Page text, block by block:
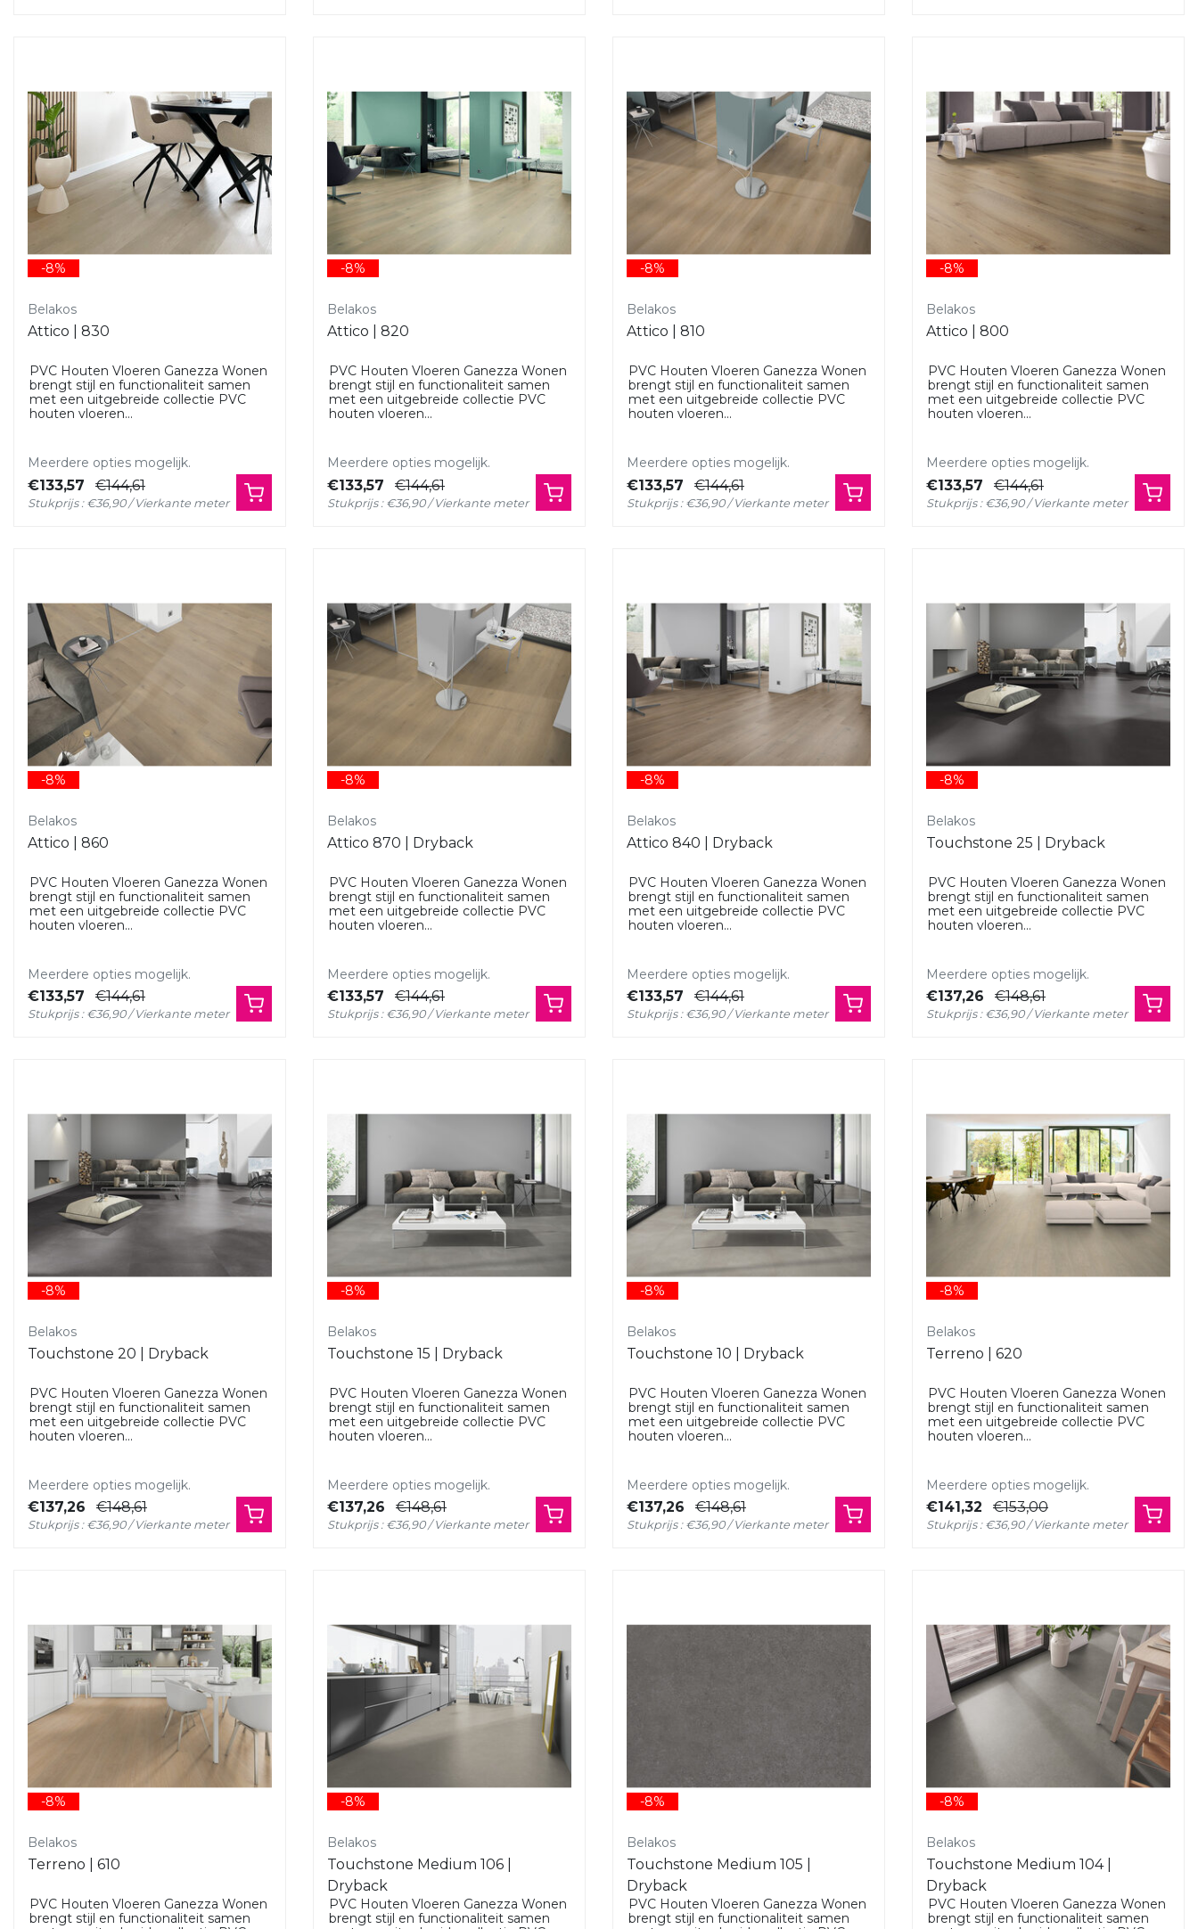
-8%
Belakos
Attico | 830
PVC Houten Vloeren Ganezza Wonen
brengt stijl en functionaliteit samen
met een uitgebreide collectie PVC
houten vloeren...
Meerdere opties mogelijk.
€133,57 €144,61
Stukprijs : €36,90 / Vierkante meter
-8%
Belakos
Attico | 820
PVC Houten Vloeren Ganezza Wonen
brengt stijl en functionaliteit samen
met een uitgebreide collectie PVC
houten vloeren...
Meerdere opties mogelijk.
€133,57 €144,61
Stukprijs : €36,90 / Vierkante meter
-8%
Belakos
Attico | 810
PVC Houten Vloeren Ganezza Wonen
brengt stijl en functionaliteit samen
met een uitgebreide collectie PVC
houten vloeren...
Meerdere opties mogelijk.
€133,57 €144,61
Stukprijs : €36,90 / Vierkante meter
-8%
Belakos
Attico | 800
PVC Houten Vloeren Ganezza Wonen
brengt stijl en functionaliteit samen
met een uitgebreide collectie PVC
houten vloeren...
Meerdere opties mogelijk.
€133,57 €144,61
Stukprijs : €36,90 / Vierkante meter
-8%
Belakos
Attico | 860
PVC Houten Vloeren Ganezza Wonen
brengt stijl en functionaliteit samen
met een uitgebreide collectie PVC
houten vloeren...
Meerdere opties mogelijk.
€133,57 €144,61
Stukprijs : €36,90 / Vierkante meter
-8%
Belakos
Attico 870 | Dryback
PVC Houten Vloeren Ganezza Wonen
brengt stijl en functionaliteit samen
met een uitgebreide collectie PVC
houten vloeren...
Meerdere opties mogelijk.
€133,57 €144,61
Stukprijs : €36,90 / Vierkante meter
-8%
Belakos
Attico 840 | Dryback
PVC Houten Vloeren Ganezza Wonen
brengt stijl en functionaliteit samen
met een uitgebreide collectie PVC
houten vloeren...
Meerdere opties mogelijk.
€133,57 €144,61
Stukprijs : €36,90 / Vierkante meter
-8%
Belakos
Touchstone 25 | Dryback
PVC Houten Vloeren Ganezza Wonen
brengt stijl en functionaliteit samen
met een uitgebreide collectie PVC
houten vloeren...
Meerdere opties mogelijk.
€137,26 €148,61
Stukprijs : €36,90 / Vierkante meter
-8%
Belakos
Touchstone 20 | Dryback
PVC Houten Vloeren Ganezza Wonen
brengt stijl en functionaliteit samen
met een uitgebreide collectie PVC
houten vloeren...
Meerdere opties mogelijk.
€137,26 €148,61
Stukprijs : €36,90 / Vierkante meter
-8%
Belakos
Touchstone 15 | Dryback
PVC Houten Vloeren Ganezza Wonen
brengt stijl en functionaliteit samen
met een uitgebreide collectie PVC
houten vloeren...
Meerdere opties mogelijk.
€137,26 €148,61
Stukprijs : €36,90 / Vierkante meter
-8%
Belakos
Touchstone 10 | Dryback
PVC Houten Vloeren Ganezza Wonen
brengt stijl en functionaliteit samen
met een uitgebreide collectie PVC
houten vloeren...
Meerdere opties mogelijk.
€137,26 €148,61
Stukprijs : €36,90 / Vierkante meter
-8%
Belakos
Terreno | 620
PVC Houten Vloeren Ganezza Wonen
brengt stijl en functionaliteit samen
met een uitgebreide collectie PVC
houten vloeren...
Meerdere opties mogelijk.
€141,32 €153,00
Stukprijs : €36,90 / Vierkante meter
-8%
Belakos
Terreno | 610
PVC Houten Vloeren Ganezza Wonen
brengt stijl en functionaliteit samen
-8%
Belakos
Touchstone Medium 106 |
Dryback
PVC Houten Vloeren Ganezza Wonen
brengt stijl en functionaliteit samen
-8%
Belakos
Touchstone Medium 105 |
Dryback
PVC Houten Vloeren Ganezza Wonen
brengt stijl en functionaliteit samen
-8%
Belakos
Touchstone Medium 104 |
Dryback
PVC Houten Vloeren Ganezza Wonen
brengt stijl en functionaliteit samen